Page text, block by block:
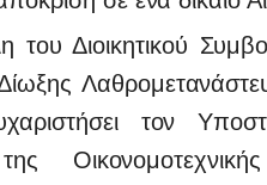
Διοικητικού
τον